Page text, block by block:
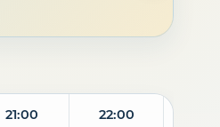
21:00 22:00